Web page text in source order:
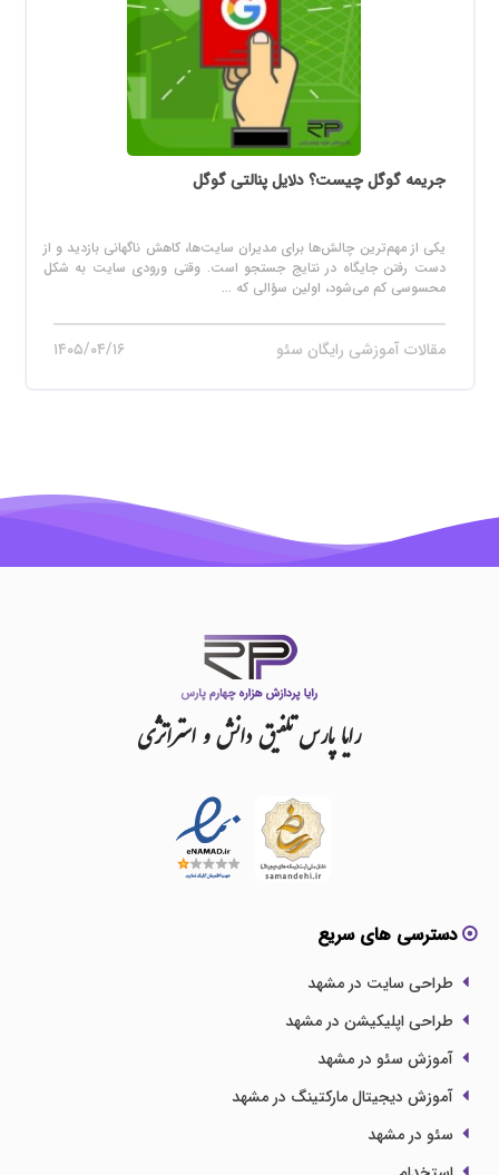
جریمه گوگل چیست؟ دلایل پنالتی گوگل
یکی از مهم‌ترین چالش‌ها برای مدیران سایت‌ها، کاهش ناگهانی بازدید و از
دست رفتن جایگاه در نتایج جستجو است. وقتی ورودی سایت به شکل
محسوسی کم می‌شود، اولین سؤالی که ...
مقالات آموزشی رایگان سئو ۱۴۰۵/۰۴/۱۶
رایاپارستلفیقدانشواستراتژی
دسترسی های سریع
طراحی سایت در مشهد
طراحی اپلیکیشن در مشهد
آموزش سئو در مشهد
آموزش دیجیتال مارکتینگ در مشهد
سئو در مشهد